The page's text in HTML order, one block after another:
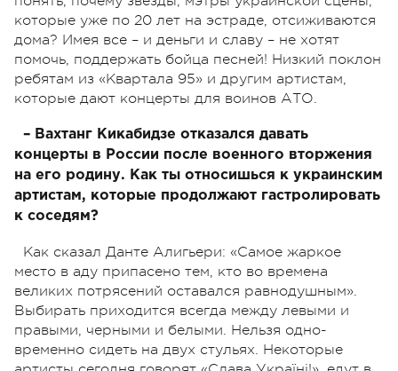
которые уже по 20 лет на эстраде, отсиживаются
дома? Имея все – и деньги и славу – не хотят
помочь, поддержать бойца песней! Низкий поклон
ребятам из «Квартала 95» и другим артистам,
которые дают концерты для воинов АТО.
– Вахтанг Кикабидзе отказался давать
концерты в России после военного вторжения
на его родину. Как ты относишься к украинским
артистам, которые продолжают гастролировать
к соседям?
Как сказал Данте Алигьери: «Самое жаркое
место в аду припасено тем, кто во времена
великих потрясений оставался равнодушным».
Выбирать приходится всегда между левыми и
правыми, черными и белыми. Нельзя одно-
временно сидеть на двух стульях. Некоторые